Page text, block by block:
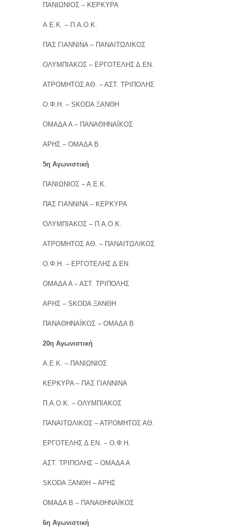
ΠΑΝΙΩΝΙΟΣ – ΚΕΡΚΥΡΑ
Α.Ε.Κ. – Π.Α.Ο.Κ.
ΠΑΣ ΓΙΑΝΝΙΝΑ – ΠΑΝΑΙΤΩΛΙΚΟΣ
ΟΛΥΜΠΙΑΚΟΣ – ΕΡΓΟΤΕΛΗΣ Δ.ΕΝ.
ΑΤΡΟΜΗΤΟΣ ΑΘ. – ΑΣΤ. ΤΡΙΠΟΛΗΣ
Ο.Φ.Η. – SKODA ΞΑΝΘΗ
ΟΜΑΔΑ Α – ΠΑΝΑΘΗΝΑΪΚΟΣ
ΑΡΗΣ – ΟΜΑΔΑ Β
5η Αγωνιστική
ΠΑΝΙΩΝΙΟΣ – Α.Ε.Κ.
ΠΑΣ ΓΙΑΝΝΙΝΑ – ΚΕΡΚΥΡΑ
ΟΛΥΜΠΙΑΚΟΣ – Π.Α.Ο.Κ.
ΑΤΡΟΜΗΤΟΣ ΑΘ. – ΠΑΝΑΙΤΩΛΙΚΟΣ
Ο.Φ.Η. – ΕΡΓΟΤΕΛΗΣ Δ.ΕΝ.
ΟΜΑΔΑ Α – ΑΣΤ. ΤΡΙΠΟΛΗΣ
ΑΡΗΣ – SKODA ΞΑΝΘΗ
ΠΑΝΑΘΗΝΑΪΚΟΣ – ΟΜΑΔΑ Β
20η Αγωνιστική
Α.Ε.Κ. – ΠΑΝΙΩΝΙΟΣ
ΚΕΡΚΥΡΑ – ΠΑΣ ΓΙΑΝΝΙΝΑ
Π.Α.Ο.Κ. – ΟΛΥΜΠΙΑΚΟΣ
ΠΑΝΑΙΤΩΛΙΚΟΣ – ΑΤΡΟΜΗΤΟΣ ΑΘ.
ΕΡΓΟΤΕΛΗΣ Δ.ΕΝ. – Ο.Φ.Η.
ΑΣΤ. ΤΡΙΠΟΛΗΣ – ΟΜΑΔΑ Α
SKODA ΞΑΝΘΗ – ΑΡΗΣ
ΟΜΑΔΑ Β – ΠΑΝΑΘΗΝΑΪΚΟΣ
6η Αγωνιστική